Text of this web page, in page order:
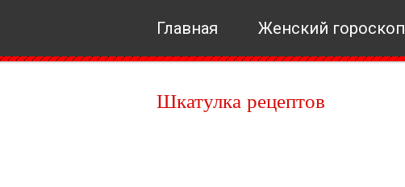
Главная Женский гороскоп
Шкатулка рецептов